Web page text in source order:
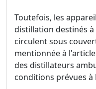
Toutefois, les
distillation destinés
circulent sous
mentionnée à
des distillateurs
conditions prévues à